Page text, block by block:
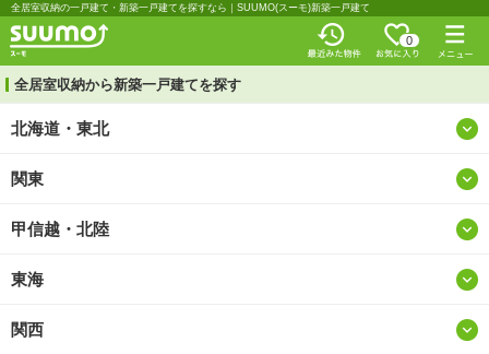
全居室収納の一戸建て・新築一戸建てを探すなら｜SUUMO(スーモ)新築一戸建て
0
全居室収納から新築一戸建てを探す
北海道・東北
北海道
青森
岩手
宮城
関東
東京
神奈川
埼玉
甲信越・北陸
山梨
新潟
東海
愛知
関西